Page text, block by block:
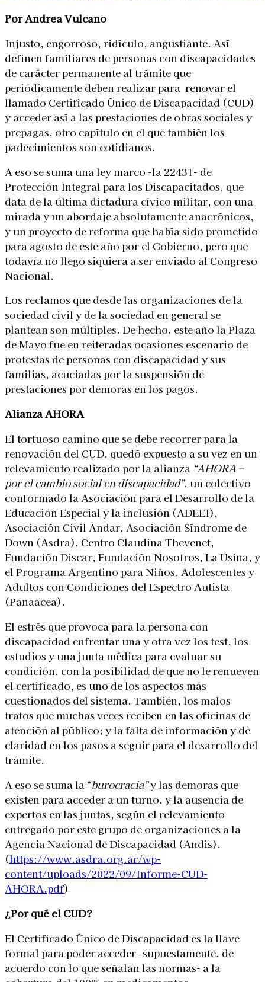
Por Andrea Vulcano
Injusto, engorroso, ridículo, angustiante. Así
definen familiares de personas con discapacidades
de carácter permanente al trámite que
periódicamente deben realizar para renovar el
llamado Certificado Único de Discapacidad (CUD)
y acceder así a las prestaciones de obras sociales y
prepagas, otro capítulo en el que también los
padecimientos son cotidianos.
A eso se suma una ley marco -la 22431- de
Protección Integral para los Discapacitados, que
data de la última dictadura cívico militar, con una
mirada y un abordaje absolutamente anacrónicos,
y un proyecto de reforma que había sido prometido
para agosto de este año por el Gobierno, pero que
todavía no llegó siquiera a ser enviado al Congreso
Nacional.
Los reclamos que desde las organizaciones de la
sociedad civil y de la sociedad en general se
plantean son múltiples. De hecho, este año la Plaza
de Mayo fue en reiteradas ocasiones escenario de
protestas de personas con discapacidad y sus
familias, acuciadas por la suspensión de
prestaciones por demoras en los pagos.
Alianza AHORA
El tortuoso camino que se debe recorrer para la
renovación del CUD, quedó expuesto a su vez en un
relevamiento realizado por la alianza “AHORA –
por el cambio social en discapacidad”, un colectivo
conformado la Asociación para el Desarrollo de la
Educación Especial y la inclusión (ADEEI),
Asociación Civil Andar, Asociación Síndrome de
Down (Asdra), Centro Claudina Thevenet,
Fundación Discar, Fundación Nosotros, La Usina, y
el Programa Argentino para Niños, Adolescentes y
Adultos con Condiciones del Espectro Autista
(Panaacea).
El estrés que provoca para la persona con
discapacidad enfrentar una y otra vez los test, los
estudios y una junta médica para evaluar su
condición, con la posibilidad de que no le renueven
el certificado, es uno de los aspectos más
cuestionados del sistema. También, los malos
tratos que muchas veces reciben en las oficinas de
atención al público; y la falta de información y de
claridad en los pasos a seguir para el desarrollo del
trámite.
A eso se suma la “burocracia”y las demoras que
existen para acceder a un turno, y la ausencia de
expertos en las juntas, según el relevamiento
entregado por este grupo de organizaciones a la
Agencia Nacional de Discapacidad (Andis).
(https://www.asdra.org.ar/wp-
content/uploads/2022/09/Informe-CUD-
AHORA.pdf)
¿Por qué el CUD?
El Certificado Único de Discapacidad es la llave
formal para poder acceder -supuestamente, de
acuerdo con lo que señalan las normas- a la